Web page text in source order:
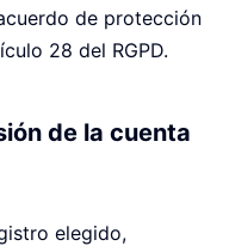
de protección
28 del RGPD.
de la cuenta
elegido,